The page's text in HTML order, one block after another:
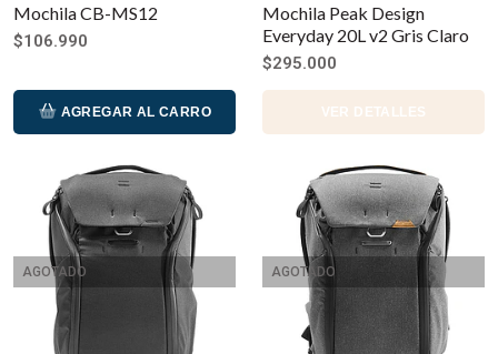
Mochila CB-MS12
$106.990
AGREGAR AL CARRO
Mochila Peak Design
Everyday 20L v2 Gris Claro
$295.000
VER DETALLES
AGOTADO AGOTADO